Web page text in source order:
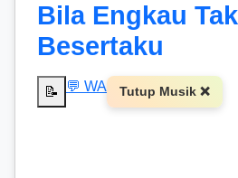
Bila Engkau Tak
Besertaku
📝 💬 WA Tutup Musik ❌